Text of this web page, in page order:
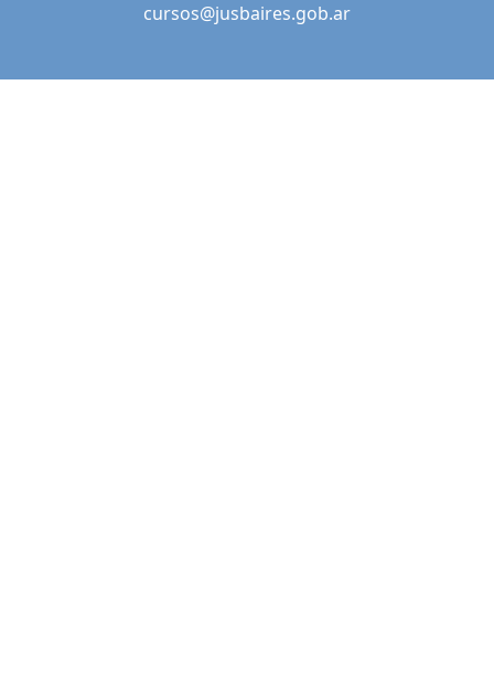
cursos@jusbaires.gob.ar